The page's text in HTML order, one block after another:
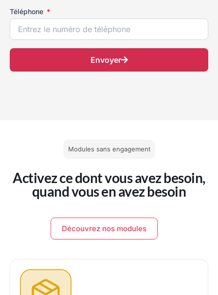
Téléphone
Envoyer
Modules sans engagement
Activez ce dont vous avez besoin,
quand vous en avez besoin
Découvrez nos modules